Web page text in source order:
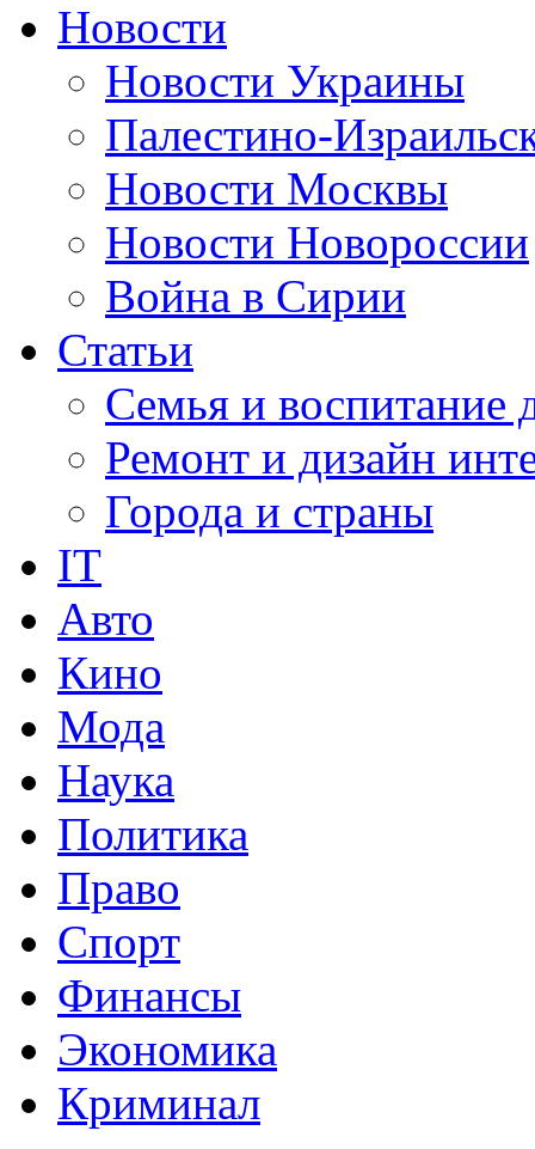
Новости
Новости Украины
Палестино-
Новости Москвы
Новости Новороссии
Война в Сирии
Статьи
Семья и воспитание
Ремонт и дизайн
Города и страны
IT
Авто
Кино
Мода
Наука
Политика
Право
Спорт
Финансы
Экономика
Криминал